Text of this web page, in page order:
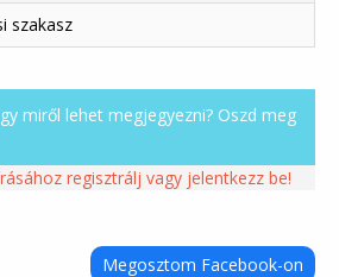
szakasz
miről lehet megjegyezni? Oszd meg
regisztrálj vagy jelentkezz be!
Megosztom Facebook-on